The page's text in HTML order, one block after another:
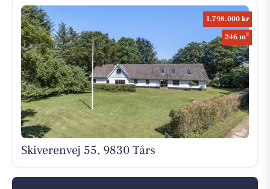
1.798.000 kr
246 m2
Skiverenvej 55, 9830 Tårs